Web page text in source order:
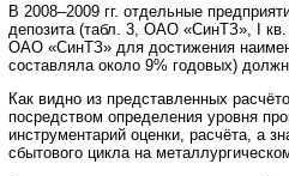
В 2008–2009 гг. отдельные
депозита (табл. 3, ОАО «СинТЗ», I кв.
ОАО «СинТЗ» для достижения
составляла около 9% годовых)
Как видно из представленных
посредством определения уровня
инструментарий оценки, расчёта, а
сбытового цикла на